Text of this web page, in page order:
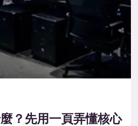
？先用一頁弄懂核心